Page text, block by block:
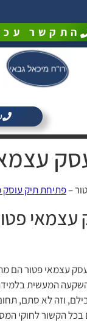
התקשר
–פתיחת תיק
עצמאי
עצמאי פטור הם
המעשית
וזה לא סתם,
בכל הקשור לחוקי